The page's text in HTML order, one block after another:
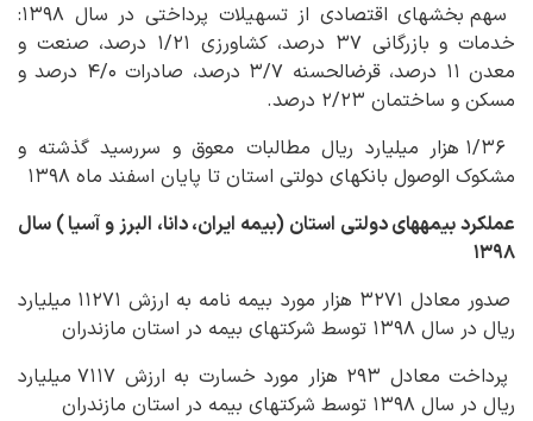
سهم بخش‏های اقتصادی از تسهیلات پرداختی در سال ۱۳۹۸:
خدمات و بازرگانی ۳۷ درصد، کشاورزی ۱/۲۱ درصد، صنعت و
معدن ۱۱ درصد، قرض‏الحسنه ۳/۷ درصد، صادرات ۴/۰ درصد و
مسکن و ساختمان ۲/۲۳ درصد.
۱/۳۶ هزار میلیارد ریال مطالبات معوق و سررسید گذشته و
مشکوک الوصول بانک‏های دولتی استان تا پایان اسفند ماه ۱۳۹۸
عملکرد بیمه‏های دولتی استان (بیمه ایران، دانا، البرز و آسیا ) سال
۱۳۹۸
صدور معادل ۳۲۷۱ هزار مورد بیمه نامه به ارزش ۱۱۲۷۱ میلیارد
ریال در سال ۱۳۹۸ توسط شرکت‏های بیمه در استان مازندران
پرداخت معادل ۲۹۳ هزار مورد خسارت به ارزش ۷۱۱۷ میلیارد
ریال در سال ۱۳۹۸ توسط شرکت‏های بیمه در استان مازندران